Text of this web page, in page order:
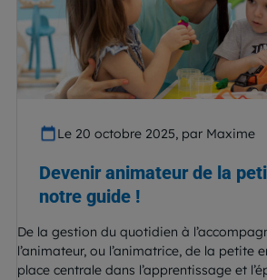
Le 20 octobre 2025, par Maxime
Devenir animateur de la
notre guide !
De la gestion du quotidien à
l’animateur, ou l’animatrice, de la petite
place centrale dans l’apprentissage et